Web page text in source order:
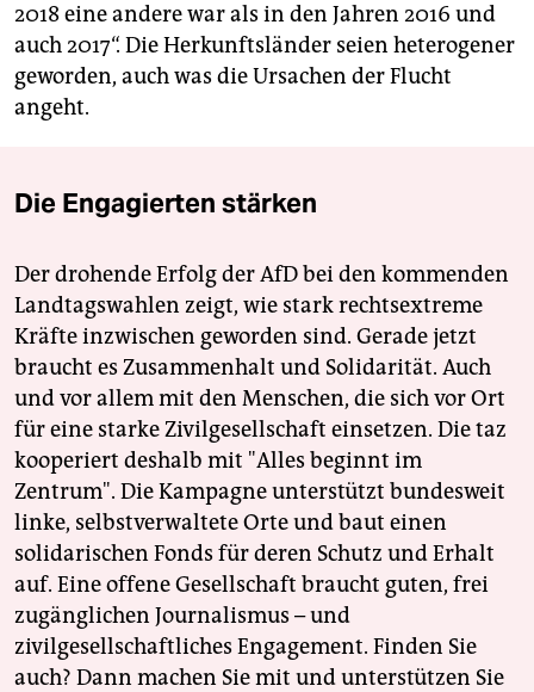
2018 eine andere war als in den Jahren 2016 und
auch 2017“. Die Herkunftsländer seien heterogener
geworden, auch was die Ursachen der Flucht
angeht.
Die Engagierten stärken
Der drohende Erfolg der AfD bei den kommenden
Landtagswahlen zeigt, wie stark rechtsextreme
Kräfte inzwischen geworden sind. Gerade jetzt
braucht es Zusammenhalt und Solidarität. Auch
und vor allem mit den Menschen, die sich vor Ort
für eine starke Zivilgesellschaft einsetzen. Die taz
kooperiert deshalb mit "Alles beginnt im
Zentrum". Die Kampagne unterstützt bundesweit
linke, selbstverwaltete Orte und baut einen
solidarischen Fonds für deren Schutz und Erhalt
auf. Eine offene Gesellschaft braucht guten, frei
zugänglichen Journalismus – und
zivilgesellschaftliches Engagement. Finden Sie
auch? Dann machen Sie mit und unterstützen Sie